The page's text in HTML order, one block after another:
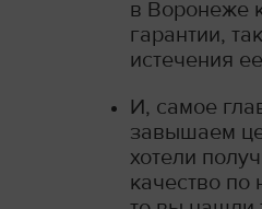
в Воронеже
гарантии,
истечения
И, самое
завышаем
хотели
качество по